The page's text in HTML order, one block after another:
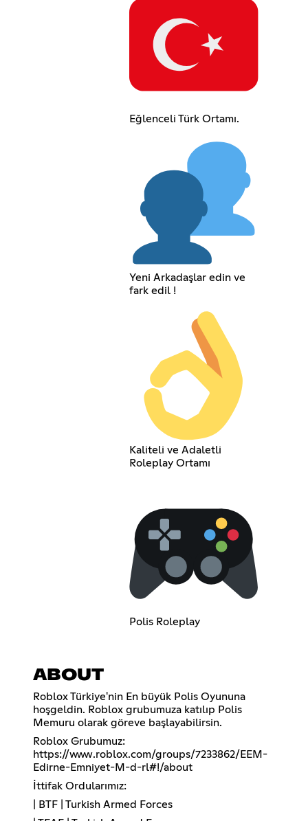
Eğlenceli Türk Ortamı.
Yeni Arkadaşlar edin ve
fark edil !
Kaliteli ve Adaletli
Roleplay Ortamı
Polis Roleplay
ABOUT
Roblox Türkiye'nin En büyük Polis Oyununa
hoşgeldin. Roblox grubumuza katılıp Polis
Memuru olarak göreve başlayabilirsin.
Roblox Grubumuz:
https://www.roblox.com/groups/7233862/EEM-
Edirne-Emniyet-M-d-rl#!/about
İttifak Ordularımız:
| BTF | Turkish Armed Forces